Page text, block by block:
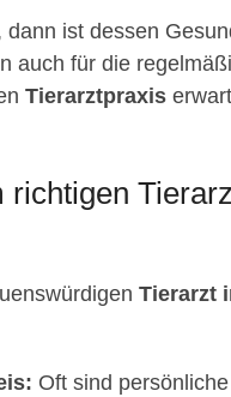
ist dessen
auch für die
Tierarztpraxis
richtigen
Tierarzt
Oft sind